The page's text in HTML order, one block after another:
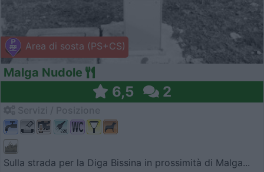
Area di sosta (PS+CS)
Malga Nudole
6,5 2
Sulla strada per la Diga Bissina in prossimità di Malga...